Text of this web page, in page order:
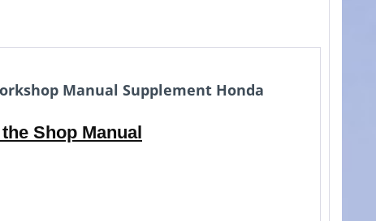
Manual Supplement Honda
Shop Manual